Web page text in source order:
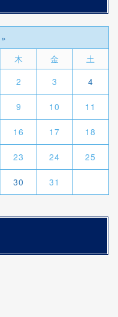
»
木 金
土
2 3 4
9 10 11
16 17 18
23 24 25
30 31